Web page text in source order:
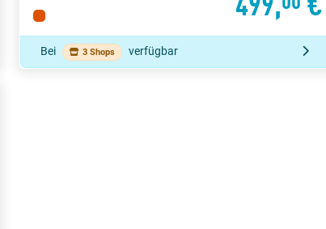
Bei 3 Shops verfügbar